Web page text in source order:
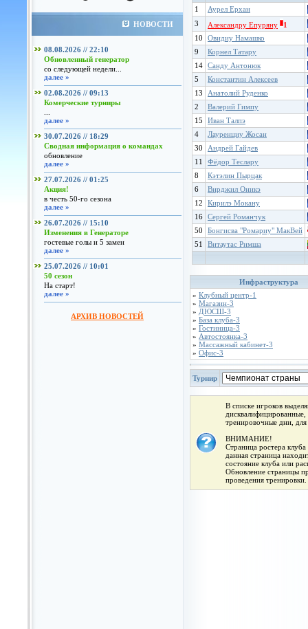
НОВОСТИ
08.08.2026 // 22:10
Обновленный генератор
со следующей недели...
далее »
02.08.2026 // 09:13
Комерческие турниры
далее »
30.07.2026 // 18:29
Сводная информация о командах
обновление
далее »
27.07.2026 // 01:25
Акция!
в честь 50-го сезона
далее »
26.07.2026 // 15:10
Изменения в Генераторе
гостевые голы и 5 замен
далее »
25.07.2026 // 10:01
50 сезон
На старт!
далее »
АРХИВ НОВОСТЕЙ
1
Аурел Ерхан
3
Александру Епуряну
1
10
Овидиу Намашко
9
Корнел Татару
14 Санду Антонюк
5
Константин Алексеев
13
Анатолий Руденко
2
Валерий Гимпу
15
Иван Талпэ
4
Лауренциу Жосан
30
Андрей Гайдев
11
Фёдор Теслару
8
Кэтэлин Пырцак
6
Вирджил Оникэ
12
Кирилэ Мокану
16 Сергей Романчук
50
Бонгисва "Ромариу" МакВей
51
Витаутас Римша
Инфраструктура
» Клубный центр-1
» Магазин-3
» ДЮСШ-3
» База клуба-3
» Гостиница-3
» Автостоянка-3
» Массажный кабинет-3
» Офис-3
Турнир
В списке игроков
тренировочные дни,
ВНИМАНИЕ!
Страница ростера
данная страница
состояние клуба или
Обновление страницы
проведения тренировки.